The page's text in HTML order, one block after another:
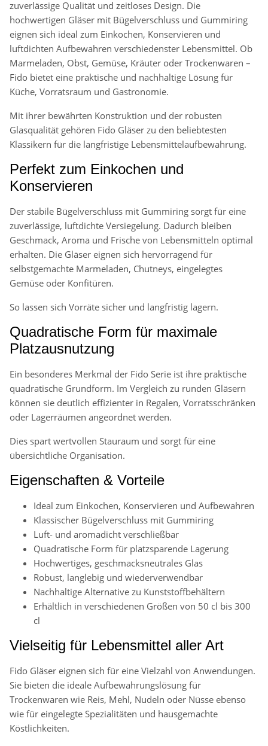
zuverlässige Qualität und zeitloses Design. Die
hochwertigen Gläser mit Bügelverschluss und Gummiring
eignen sich ideal zum Einkochen, Konservieren und
luftdichten Aufbewahren verschiedenster Lebensmittel. Ob
Marmeladen, Obst, Gemüse, Kräuter oder Trockenwaren –
Fido bietet eine praktische und nachhaltige Lösung für
Küche, Vorratsraum und Gastronomie.
Mit ihrer bewährten Konstruktion und der robusten
Glasqualität gehören Fido Gläser zu den beliebtesten
Klassikern für die langfristige Lebensmittelaufbewahrung.
Perfekt zum Einkochen und
Konservieren
Der stabile Bügelverschluss mit Gummiring sorgt für eine
zuverlässige, luftdichte Versiegelung. Dadurch bleiben
Geschmack, Aroma und Frische von Lebensmitteln optimal
erhalten. Die Gläser eignen sich hervorragend für
selbstgemachte Marmeladen, Chutneys, eingelegtes
Gemüse oder Konfitüren.
So lassen sich Vorräte sicher und langfristig lagern.
Quadratische Form für maximale
Platzausnutzung
Ein besonderes Merkmal der Fido Serie ist ihre praktische
quadratische Grundform. Im Vergleich zu runden Gläsern
können sie deutlich effizienter in Regalen, Vorratsschränken
oder Lagerräumen angeordnet werden.
Dies spart wertvollen Stauraum und sorgt für eine
übersichtliche Organisation.
Eigenschaften & Vorteile
Ideal zum Einkochen, Konservieren und Aufbewahren
Klassischer Bügelverschluss mit Gummiring
Luft- und aromadicht verschließbar
Quadratische Form für platzsparende Lagerung
Hochwertiges, geschmacksneutrales Glas
Robust, langlebig und wiederverwendbar
Nachhaltige Alternative zu Kunststoffbehältern
Erhältlich in verschiedenen Größen von 50 cl bis 300
cl
Vielseitig für Lebensmittel aller Art
Fido Gläser eignen sich für eine Vielzahl von Anwendungen.
Sie bieten die ideale Aufbewahrungslösung für
Trockenwaren wie Reis, Mehl, Nudeln oder Nüsse ebenso
wie für eingelegte Spezialitäten und hausgemachte
Köstlichkeiten.